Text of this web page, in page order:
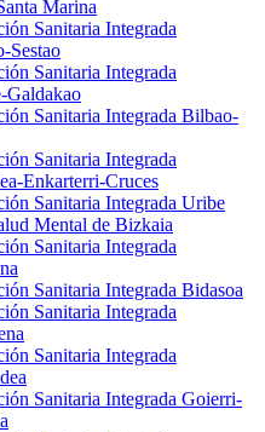
Marina
Sanitaria Integrada
Sestao
Sanitaria Integrada
Galdakao
Sanitaria Integrada Bilbao-
Sanitaria Integrada
Enkarterri-Cruces
Sanitaria Integrada Uribe
Mental de Bizkaia
Sanitaria Integrada
Sanitaria Integrada Bidasoa
Sanitaria Integrada
Sanitaria Integrada
Sanitaria Integrada Goierri-